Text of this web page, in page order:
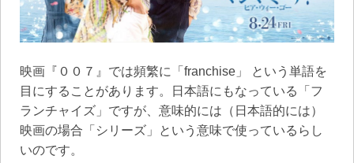
映画『００７』では頻繁に「franchise」 という単語を
目にすることがあります。日本語にもなっている「フ
ランチャイズ」ですが、意味的には（日本語的には）
映画の場合「シリーズ」という意味で使っているらし
いのです。